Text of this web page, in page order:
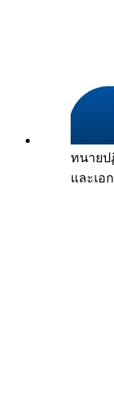
ทนาย
และเอ